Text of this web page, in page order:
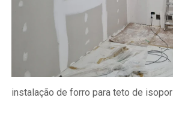
instalação de forro para teto de isopor